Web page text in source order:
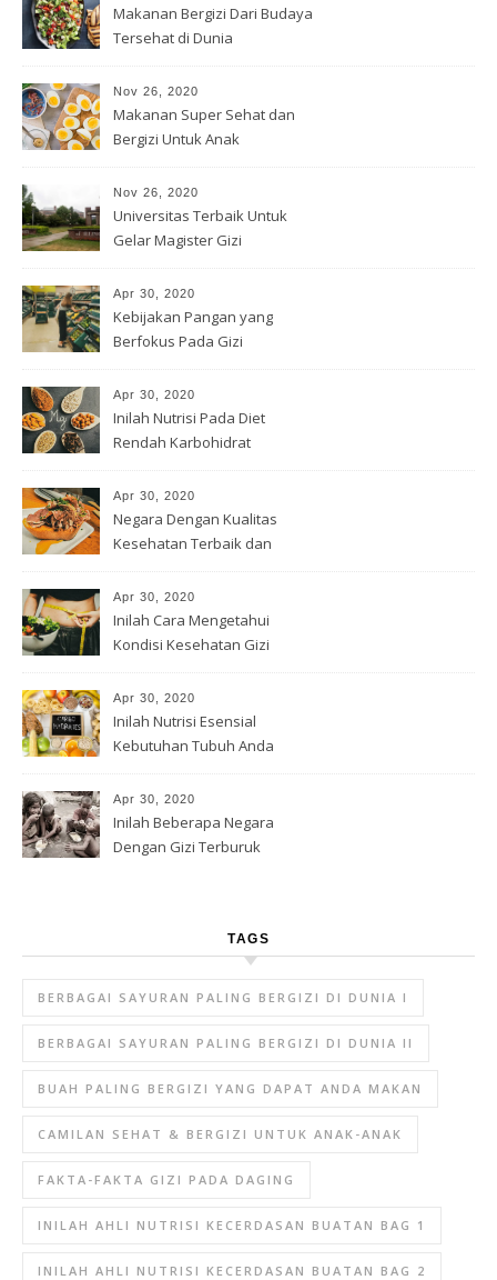
Makanan Bergizi Dari Budaya
Tersehat di Dunia
Nov 26, 2020
Makanan Super Sehat dan
Bergizi Untuk Anak
Nov 26, 2020
Universitas Terbaik Untuk
Gelar Magister Gizi
Apr 30, 2020
Kebijakan Pangan yang
Berfokus Pada Gizi
Apr 30, 2020
Inilah Nutrisi Pada Diet
Rendah Karbohidrat
Apr 30, 2020
Negara Dengan Kualitas
Kesehatan Terbaik dan
Apr 30, 2020
Inilah Cara Mengetahui
Kondisi Kesehatan Gizi
Apr 30, 2020
Inilah Nutrisi Esensial
Kebutuhan Tubuh Anda
Apr 30, 2020
Inilah Beberapa Negara
Dengan Gizi Terburuk
TAGS
BERBAGAI SAYURAN PALING BERGIZI DI DUNIA I
BERBAGAI SAYURAN PALING BERGIZI DI DUNIA II
BUAH PALING BERGIZI YANG DAPAT ANDA MAKAN
CAMILAN SEHAT & BERGIZI UNTUK ANAK-ANAK
FAKTA-FAKTA GIZI PADA DAGING
INILAH AHLI NUTRISI KECERDASAN BUATAN BAG 1
INILAH AHLI NUTRISI KECERDASAN BUATAN BAG 2